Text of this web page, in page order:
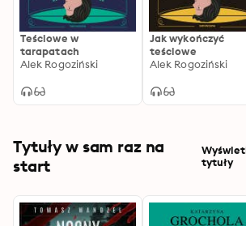
Teściowe w
tarapatach
Alek Rogoziński
Jak wykończyć
teściowe
Alek Rogoziński
Tytuły w sam raz na
start
tytuły